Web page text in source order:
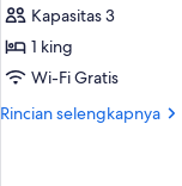
Suite
Junior
Kapasitas 3
1 king
Wi-Fi Gratis
Rincian selengkapnya
Rincian